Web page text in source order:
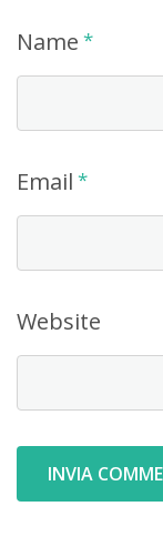
Name *
Email *
Website